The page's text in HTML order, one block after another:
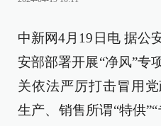
中新网4月19日电 据公
安部部署开展“净风”专
关依法严厉打击冒用
生产、销售所谓“特供